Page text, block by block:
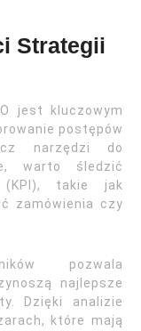
Strategii
jest kluczowym
postępów
narzędzi do
warto śledzić
(KPI), takie jak
zamówienia czy
pozwala
najlepsze
Dzięki analizie
które mają